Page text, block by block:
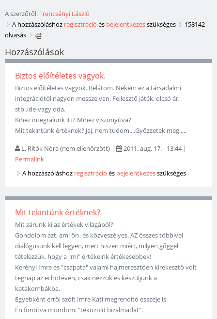
A szerzőről:Trencsényi László
A hozzászóláshoz regisztráció és bejelentkezésszükséges
158142
olvasás
Hozzászólások
Biztos előítéletes vagyok.
Biztos előítéletes vagyok. Belátom. Nekem ez a társadalmi
integrációtól nagyon messze van. Fejlesztő játék, olcsó ár,
stb..ide-vagy oda.
Kihez integrálunk itt? Mihez viszonyítva?
Mit tekintünk értéknek? Jaj, nem tudom....Győzzetek meg.....
L. Ritók Nóra (nem ellenőrzött) | 2011. aug. 17. - 13:44|
Permalink
A hozzászóláshoz regisztráció és bejelentkezésszükséges
Mit tekintünk értéknek?
Mit zárunk ki az értékek világából?
Gondolom azt, ami ön- és közveszélyes. AZ összes többivel
dialógusunk kell legyen, mert hiszen miért, milyen gőggel
tételezzük, hogy a "mi" értékeink értékesebbek!
Kerényi Imre és "csapata" valami hajmeresztően kirekesztő volt
tegnap az echotévén, csak nézzük és készüljünk a
katakombákba.
Egyébként erről szólt Imre Kati megrendítő esszéje is.
Én fordítva mondom: "tékozold bizalmadat".